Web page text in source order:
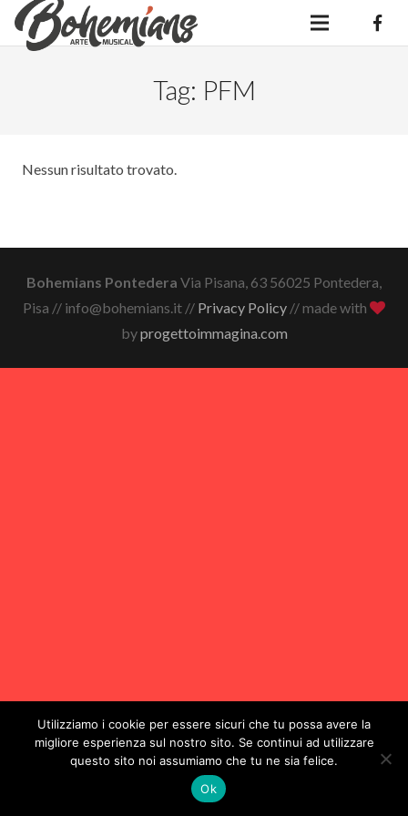
Tag: PFM
Nessun risultato trovato.
Bohemians Pontedera Via Pisana, 63 56025 Pontedera,
Pisa // info@bohemians.it // Privacy Policy// made with
byprogettoimmagina.com
Utilizziamo i cookie per essere sicuri che tu possa avere la
migliore esperienza sul nostro sito. Se continui ad utilizzare
questo sito noi assumiamo che tu ne sia felice.
Ok